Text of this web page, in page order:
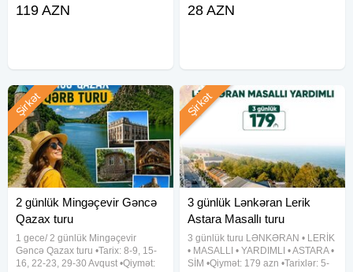
✓Tur paketinə daxildir: - Rahat vip
119 AZN
30, 31 Avqust •Qiymət: - Ekonom
28 AZN
2 günlük Mingəçevir Gəncə
Qazax turu
1 gece/ 2 günlük Mingəçevir
Gəncə Qazax turu •Tarix: 8-9, 15-
16, 22-23, 29-30 Avqust •Qiymət:
Şirkət
3 günlük Lənkəran Lerik
Astara Masallı turu
3 günlük turu LƏNKƏRAN • LERİK
• MASALLI • YARDIMLI • ASTARA •
SİM •Qiymət: 179 azn •Tarixlər: 5-
Şirkət